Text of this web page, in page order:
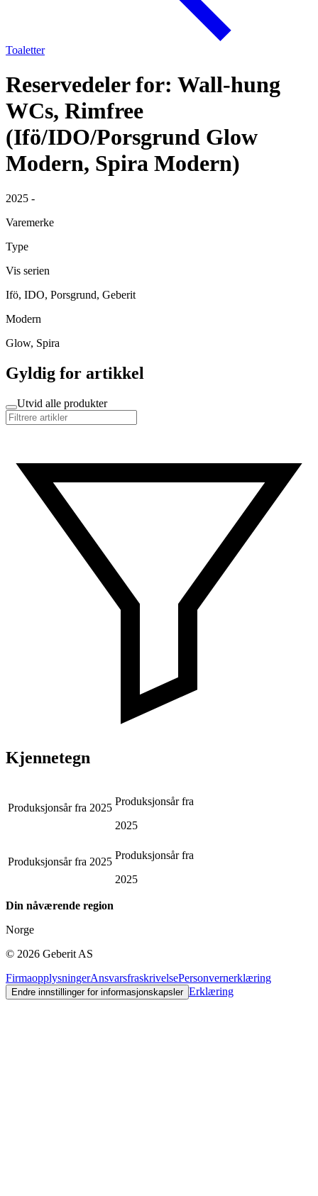
Toaletter
Reservedeler for: Wall-hung
WCs, Rimfree
(Ifö/IDO/Porsgrund Glow
Modern, Spira Modern)
2025 -
Varemerke
Type
Vis serien
Ifö, IDO, Porsgrund, Geberit
Modern
Glow, Spira
Gyldig for artikkel
Utvid alle produkter
Kjennetegn
Produksjonsår fra 2025
Produksjonsår fra
2025
Produksjonsår fra 2025
Produksjonsår fra
2025
Din nåværende region
Norge
© 2026 Geberit AS
FirmaopplysningerAnsvarsfraskrivelsePersonvernerklæring
Endre innstillinger for informasjonskapsler Erklæring